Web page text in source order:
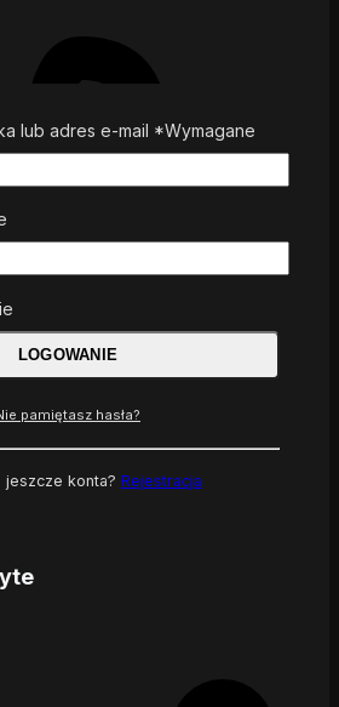
lub adres e-mail *Wymagane
LOGOWANIE
pamiętasz hasła?
jeszcze konta? Rejestracja